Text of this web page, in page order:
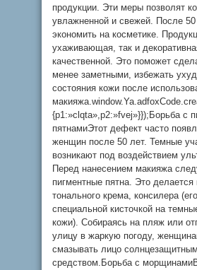
продукции. Эти меры позволят
увлажненной и свежей. После
экономить на косметике.
ухаживающая, так и
качественной. Это поможет
менее заметными, избежать
состояния кожи после
{p1:»clqta»,p2:»fvej»}});Борьба с
пятнамиЭтот дефект часто
женщин после 50 лет. Темные
возникают под воздействием
Перед нанесением макияжа
пигментные пятна. Это
тонального крема, консилера
специальной кисточкой на
кожи). Собираясь на пляж или
улицу в жаркую погоду,
смазывать лицо солнцезащитным
средством.Борьба с